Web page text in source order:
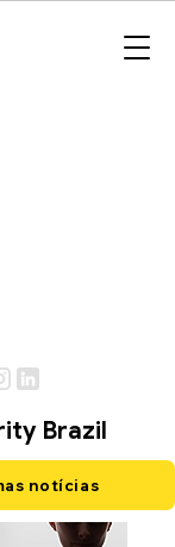
Brazil
notícias